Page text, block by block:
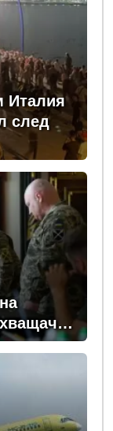
Италия
след